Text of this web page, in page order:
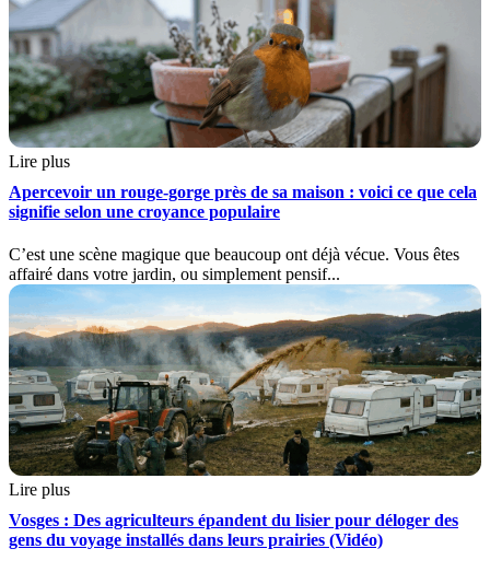
Lire plus
Apercevoir un rouge-gorge près de sa maison : voici ce que cela
signifie selon une croyance populaire
C’est une scène magique que beaucoup ont déjà vécue. Vous êtes
affairé dans votre jardin, ou simplement pensif...
Lire plus
Vosges : Des agriculteurs épandent du lisier pour déloger des
gens du voyage installés dans leurs prairies (Vidéo)